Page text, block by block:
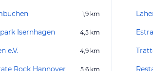
1,9 km
Isernhagen 4,5 km
e.V. 4,9 km
Rock Hannover 5,6 km